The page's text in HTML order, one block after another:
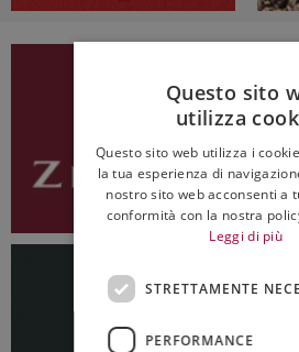
Questo sito
utilizza
Questo sito web utilizza i
la tua esperienza di
nostro sito web acconsenti a
conformità con la nostra
Leggi di più
STRETTAMENTE
PERFORMANCE